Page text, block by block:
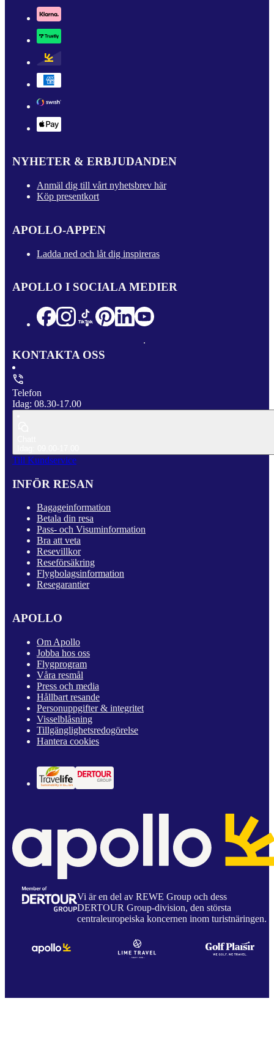
NYHETER & ERBJUDANDEN
Anmäl dig till vårt nyhetsbrev här
Köp presentkort
APOLLO-APPEN
Ladda ned och låt dig inspireras
APOLLO I SOCIALA MEDIER
KONTAKTA OSS
Telefon
Idag: 08.30-17.00
Till Kundservice
INFÖR RESAN
Bagageinformation
Betala din resa
Pass- och Visuminformation
Bra att veta
Resevillkor
Reseförsäkring
Flygbolagsinformation
Resegarantier
APOLLO
Om Apollo
Jobba hos oss
Flygprogram
Våra resmål
Press och media
Hållbart resande
Personuppgifter & integritet
Visselblåsning
Tillgänglighetsredogörelse
Hantera cookies
Vi är en del av REWE Group och dess
DERTOUR Group-division, den största
centraleuropeiska koncernen inom turistnäringen.